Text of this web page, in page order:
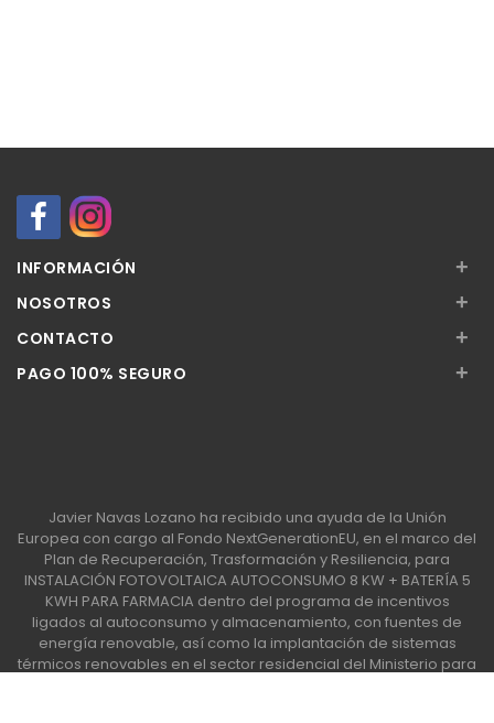
INFORMACIÓN +
NOSOTROS +
CONTACTO +
PAGO 100% SEGURO +
Javier Navas Lozano ha recibido una ayuda de la Unión
Europea con cargo al Fondo NextGenerationEU, en el marco del
Plan de Recuperación, Trasformación y Resiliencia, para
INSTALACIÓN FOTOVOLTAICA AUTOCONSUMO 8 KW + BATERÍA 5
KWH PARA FARMACIA dentro del programa de incentivos
ligados al autoconsumo y almacenamiento, con fuentes de
energía renovable, así como la implantación de sistemas
térmicos renovables en el sector residencial del Ministerio para